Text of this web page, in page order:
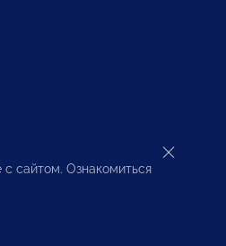
сайтом. Ознакомиться